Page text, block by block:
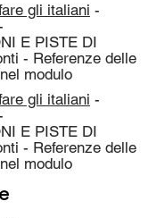
gli italiani -
E PISTE DI
- Referenze delle
modulo
gli italiani -
E PISTE DI
- Referenze delle
modulo